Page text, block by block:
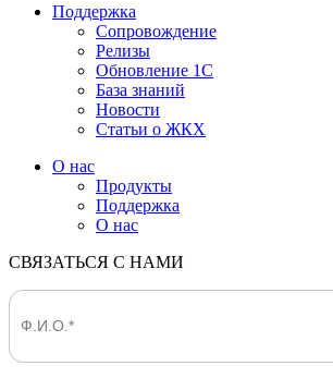
Поддержка
Сопровождение
Релизы
Обновление 1С
База знаний
Новости
Статьи о ЖКХ
О нас
Продукты
Поддержка
О нас
СВЯЗАТЬСЯ С НАМИ